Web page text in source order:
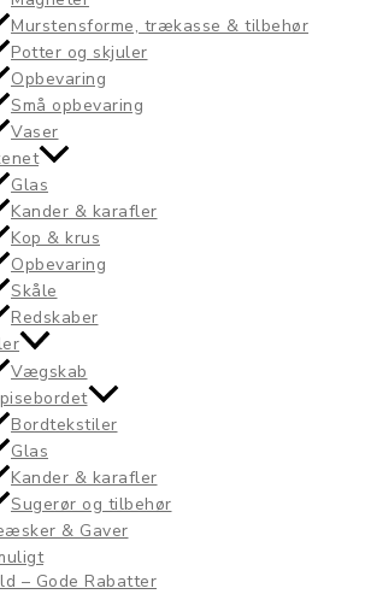
Murstensforme, trækasse & tilbehør
Potter og skjuler
Opbevaring
Små opbevaring
Vaser
Glas
Kander & karafler
Kop & krus
Opbevaring
Skåle
Redskaber
Vægskab
Bordtekstiler
Glas
Kander & karafler
Sugerør og tilbehør
& Gaver
– Gode Rabatter